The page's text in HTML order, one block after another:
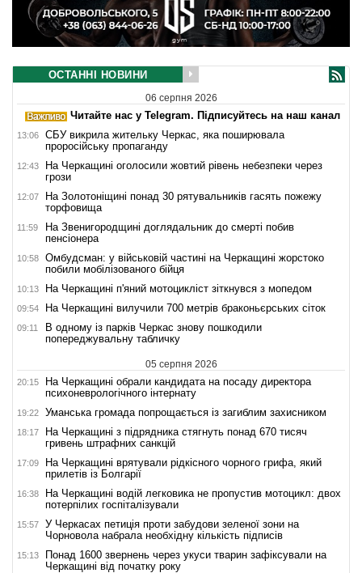
ОСТАННІ НОВИНИ
06 серпня 2026
Читайте нас у Telegram. Підписуйтесь на наш канал
13:06
СБУ викрила жительку Черкас, яка поширювала
проросійську пропаганду
12:43
На Черкащині оголосили жовтий рівень небезпеки через
грози
12:07
На Золотоніщині понад 30 рятувальників гасять пожежу
торфовища
11:59
На Звенигородщині доглядальник до смерті побив
пенсіонера
10:58
Омбудсман: у військовій частині на Черкащині жорстоко
побили мобілізованого бійця
10:13 На Черкащині п'яний мотоцикліст зіткнувся з мопедом
09:54 На Черкащині вилучили 700 метрів браконьєрських сіток
09:11
В одному із парків Черкас знову пошкодили
попереджувальну табличку
05 серпня 2026
20:15
На Черкащині обрали кандидата на посаду директора
психоневрологічного інтернату
19:22 Уманська громада попрощається із загиблим захисником
18:17
На Черкащині з підрядника стягнуть понад 670 тисяч
гривень штрафних санкцій
17:09
На Черкащині врятували рідкісного чорного грифа, який
прилетів із Болгарії
16:38
На Черкащині водій легковика не пропустив мотоцикл: двох
потерпілих госпіталізували
15:57
У Черкасах петиція проти забудови зеленої зони на
Чорновола набрала необхідну кількість підписів
15:13
Понад 1600 звернень через укуси тварин зафіксували на
Черкащині від початку року